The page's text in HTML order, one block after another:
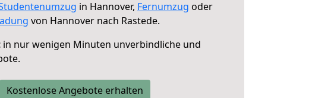
in Hannover, Fernumzug oder
von Hannover nach Rastede.
in nur wenigen Minuten unverbindliche und
Kostenlose Angebote erhalten